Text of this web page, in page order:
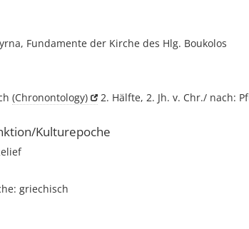
Fundamente der Kirche des Hlg. Boukolos
(Chronontology) 2. Hälfte, 2. Jh. v. Chr./ nach:
Kulturepoche
griechisch